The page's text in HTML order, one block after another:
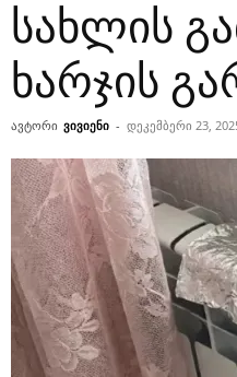
სახლის
ხარჯის
ავტორი ვივიენი - დეკემბერი 23,